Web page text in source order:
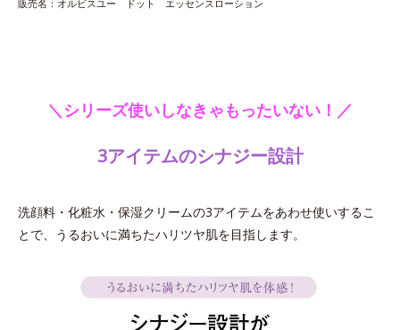
販売名：オルビスユー ドット エッセンスローション
＼シリーズ使いしなきゃもったいない！／
3アイテムのシナジー設計
洗顔料・化粧水・保湿クリームの3アイテムをあわせ使いするこ
とで、うるおいに満ちたハリツヤ肌を目指します。